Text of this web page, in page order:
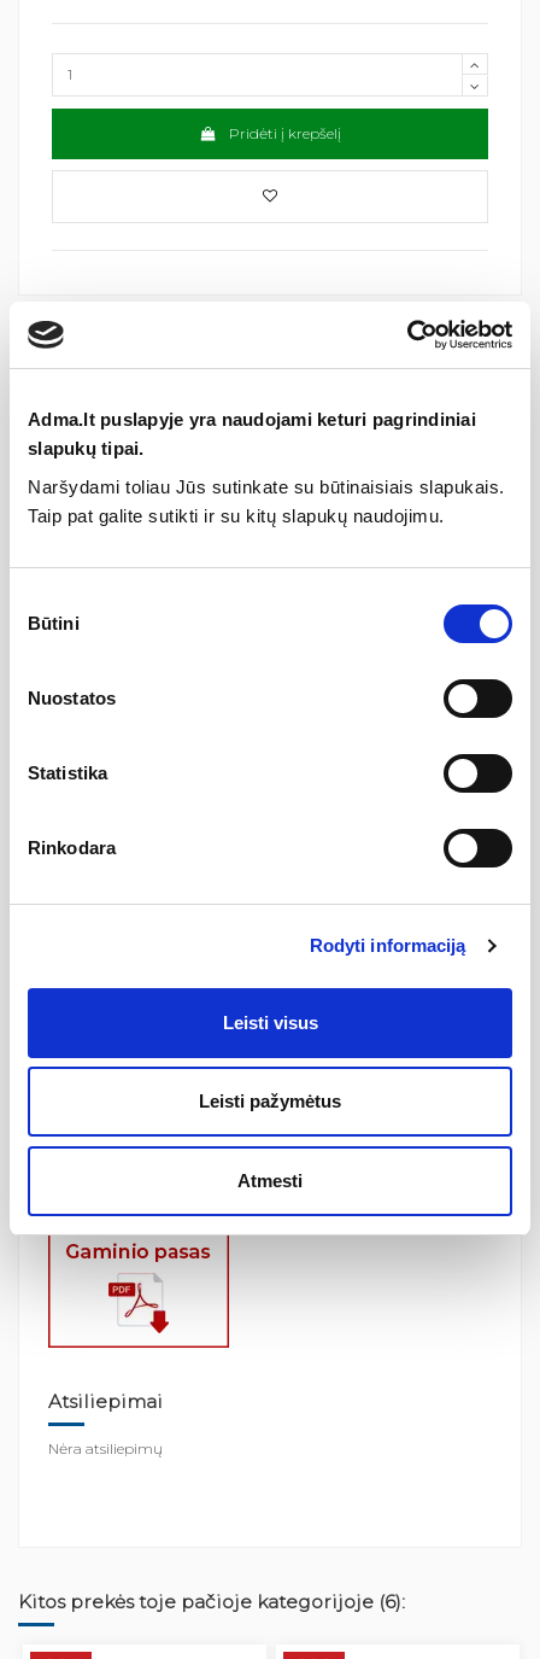
Adma.lt puslapyje yra naudojami keturi pagrindiniai
slapukų tipai.
Naršydami toliau Jūs sutinkate su būtinaisiais slapukais.
Taip pat galite sutikti ir su kitų slapukų naudojimu.
pasirinkimas
Būtini
Nuostatos
Statistika
Rinkodara
Rodyti informaciją
Leisti visus
Leisti pažymėtus
Atmesti
Pridėti į krepšelį
Nerūdijantis plienas suteikia produktui antikorozines savybes.
būti montuojamas uždaroje patalpų šildymo sistemoje.
Pliusai : gaminio paviršius dažytas, atsparus korozijai ir
Prekės tipas:Vandeninis rankšluosčių džiovintuvas
Atstumas tarp tvirtinimo taškų (L):200 mm
Nerūdijantis plienas 304L
Nerūdijančio plieno paviršius:Dažytas baltas
Atsiliepimai
Nėra atsiliepimų
Kitos prekės toje pačioje kategorijoje (6):